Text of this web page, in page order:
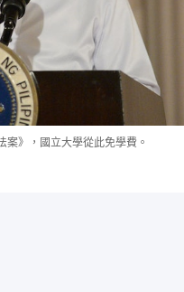
》，國立大學從此免學費。